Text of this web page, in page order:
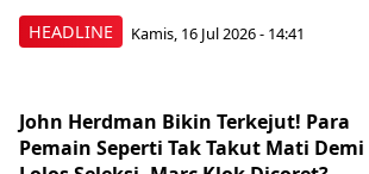
HEADLINE Kamis, 16 Jul 2026 - 14:41
John Herdman Bikin Terkejut! Para
Pemain Seperti Tak Takut Mati Demi